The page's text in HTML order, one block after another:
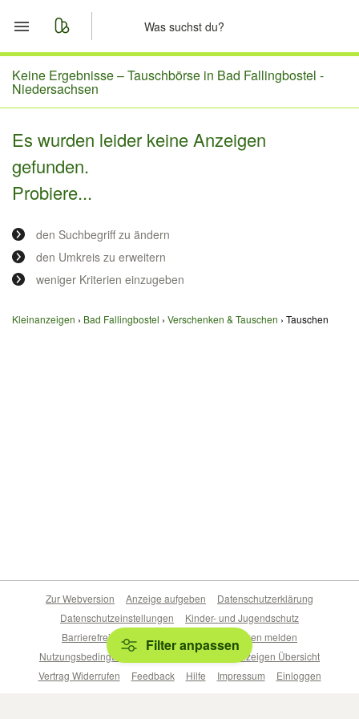
Start
Merkliste
Nachrichten
Anzeige aufgeben
Keine Ergebnisse –Tauschbörse in Bad Fallingbostel -
Niedersachsen
Es wurden leider keine Anzeigen
gefunden.
Probiere...
den Suchbegriff zu ändern
den Umkreis zu erweitern
weniger Kriterien einzugeben
Kleinanzeigen Bad Fallingbostel Verschenken & Tauschen Tauschen
Filter anpassen
Zur Webversion Anzeige aufgeben
Datenschutzerklärung
Datenschutzeinstellungen
Kinder- und Jugendschutz
Barrierefreiheitserklärung
Sicherheitslücken melden
Nutzungsbedingungen
Beliebte Suchen
Anzeigen Übersicht
Vertrag Widerrufen
Feedback Hilfe Impressum Einloggen